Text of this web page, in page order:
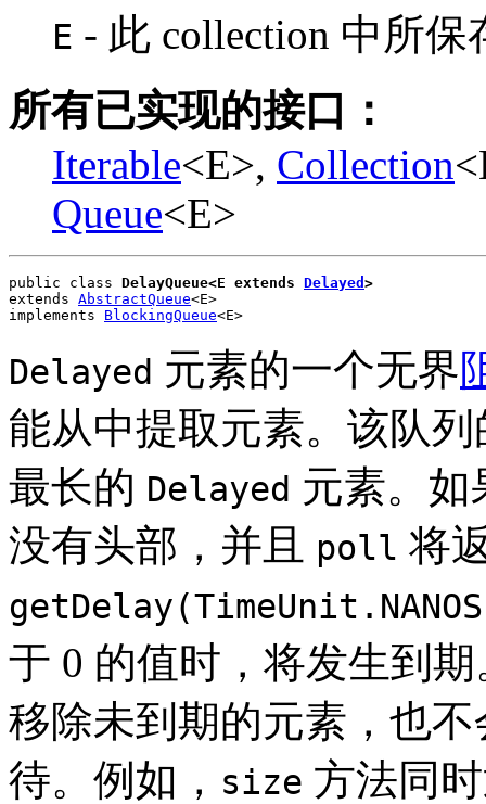
E - 此 collection 中所
所有已实现的接口：
Iterable<E>, Collection
Queue<E>
public class DelayQueue<E extends Delayed >
extends AbstractQueue<E>
implements BlockingQueue<E>
Delayed 元素的一个无界
能从中提取元素。该队列
最长的 Delayed 元素。如
没有头部，并且
poll 将
于 0 的值时，将发生到
移除未到期的元素，也
待。例如， size 方法同